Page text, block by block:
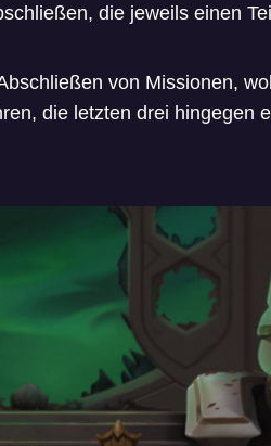
die jeweils einen
von Missionen,
die letzten drei hingegen